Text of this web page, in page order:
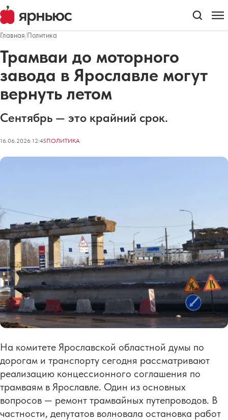
Главная/Политика
Трамваи до моторного
завода в Ярославле могут
вернуть летом
Сентябрь — это крайний срок.
16.06.2026 12:45ПОЛИТИКА
На комитете Ярославской областной думы по
дорогам и транспорту сегодня рассматривают
реализацию концессионного соглашения по
трамваям в Ярославле. Один из основных
вопросов — ремонт трамвайных путепроводов. В
частности, депутатов волновала остановка работ